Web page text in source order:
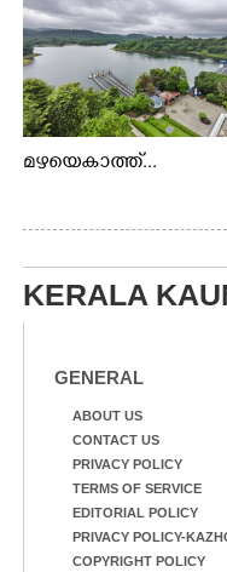
മഴയെകാത്ത്...
KERALA
GENERAL
ABOUT US
CONTACT US
PRIVACY POLICY
TERMS OF SERVICE
EDITORIAL POLICY
PRIVACY POLICY-
COPYRIGHT POLICY